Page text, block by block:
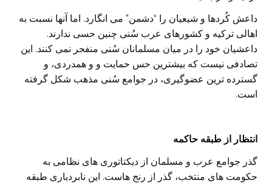
داعش کُردها و شیعیان را “دشمن” می انگارد. اما آنها نسبت به
اهالی ترکیه و کشورهای عرب سُنی چنین حسی ندارند.
داعشیان خود را در میان مسلمانان سُنی منفجر نمی کنند. این
تصادفی نیست که بیشترین حس حمایت و و همدردی، و
گسترده ترین عضوگیری، در جوامع سُنی مذهب شکل گرفته
است.
انتظار از طبقه حاکمه
گذر جوامع عرب و مسلمان از دیکتاتوری های نظامی به
حکومت های منتخب، گذر از رنج هاست. این نابردباری طبقه